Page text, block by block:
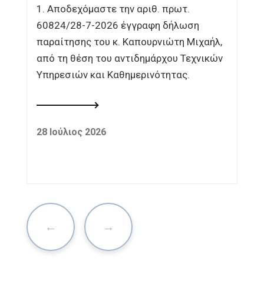
1. Αποδεχόμαστε την αριθ. πρωτ.
60824/28-7-2026 έγγραφη δήλωση
παραίτησης του κ. Καπουρνιώτη Μιχαήλ,
από τη θέση του αντιδημάρχου Τεχνικών
Υπηρεσιών και Καθημερινότητας.
28 Ιούλιος 2026